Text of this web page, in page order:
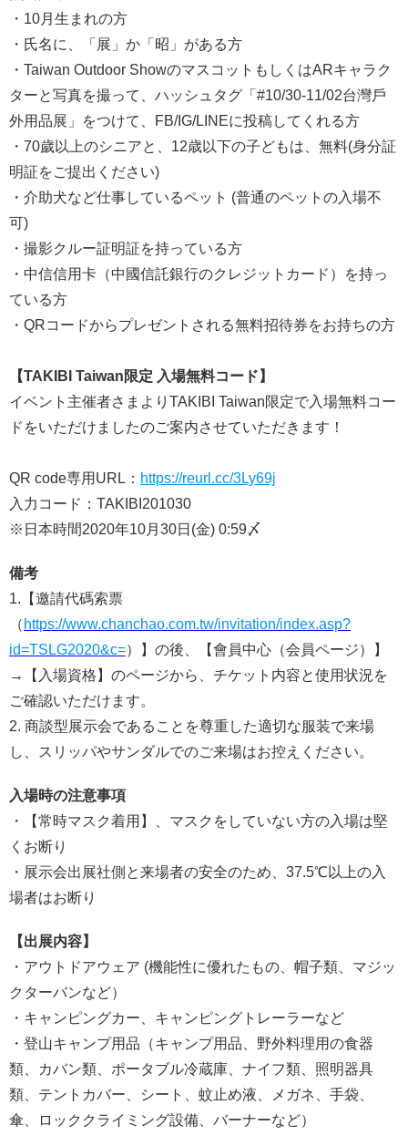
・10月生まれの方
・氏名に、「展」か「昭」がある方
・Taiwan Outdoor ShowのマスコットもしくはARキャラク
ターと写真を撮って、ハッシュタグ「#10/30-11/02台灣戶
外用品展」をつけて、FB/IG/LINEに投稿してくれる方
・70歲以上のシニアと、12歳以下の子どもは、無料(身分証
明証をご提出ください)
・介助犬など仕事しているペット (普通のペットの入場不
可)
・撮影クルー証明証を持っている方
・中信信用卡（中國信託銀行のクレジットカード）を持っ
ている方
・QRコードからプレゼントされる無料招待券をお持ちの方
【TAKIBI Taiwan限定 入場無料コード】
イベント主催者さまよりTAKIBI Taiwan限定で入場無料コー
ドをいただけましたのご案内させていただきます！
QR code専用URL： https://reurl.cc/3Ly69j
入力コード：TAKIBI201030
※日本時間2020年10月30日(金) 0:59〆
備考
1.【邀請代碼索票
（ https://www.chanchao.com.tw/invitation/index.asp?
id=TSLG2020&c=）】の後、【會員中心（会員ページ）】
→【入場資格】のページから、チケット内容と使用状況を
ご確認いただけます。
2. 商談型展示会であることを尊重した適切な服装で来場
し、スリッパやサンダルでのご来場はお控えください。
入場時の注意事項
・【常時マスク着用】、マスクをしていない方の入場は堅
くお断り
・展示会出展社側と来場者の安全のため、37.5℃以上の入
場者はお断り
【出展内容】
・アウトドアウェア (機能性に優れたもの、帽子類、マジッ
クターバンなど）
・キャンピングカー、キャンピングトレーラーなど
・登山キャンプ用品（キャンプ用品、野外料理用の食器
類、カバン類、ポータブル冷蔵庫、ナイフ類、照明器具
類、テントカバー、シート、蚊止め液、メガネ、手袋、
傘、ロッククライミング設備、バーナーなど）